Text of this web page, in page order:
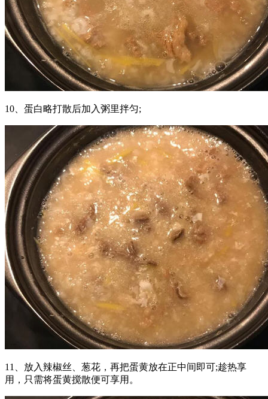
10、蛋白略打散后加入粥里拌匀;
11、放入辣椒丝、葱花，再把蛋黄放在正中间即可;趁热享
用，只需将蛋黄搅散便可享用。